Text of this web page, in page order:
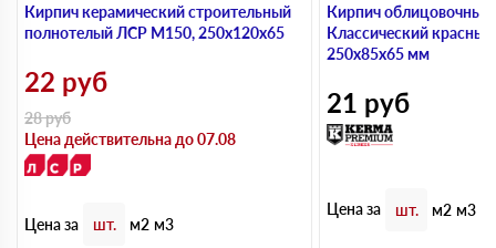
Кирпич керамический строительный
полнотелый ЛСР М150, 250х120х65
22 руб
28руб
Цена действительна до 07.08
Цена за шт. м2 м3
Кирпич облицовочный
Классический красный
250х85х65 мм
21 руб
Цена за шт. м2 м3